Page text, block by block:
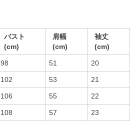
バスト
(cm)
肩幅
(cm)
袖丈
(cm)
98 51 20
102 53 21
106 55 22
108 57 23